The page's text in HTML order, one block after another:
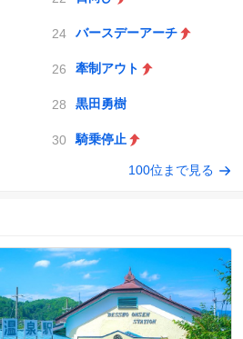
バースデーアーチ
牽制アウト
黒田勇樹
騎乗停止
100位まで見る